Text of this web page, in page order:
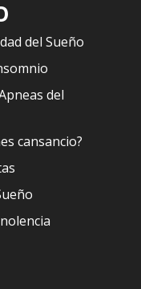
del Sueño
del
cansancio?